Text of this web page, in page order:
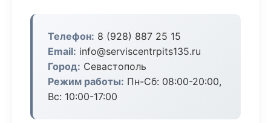
Телефон: 8 (928) 887 25 15
Email: info@serviscentrpits135.ru
Город: Севастополь
Режим работы: Пн-Сб: 08:00-20:00,
Вс: 10:00-17:00